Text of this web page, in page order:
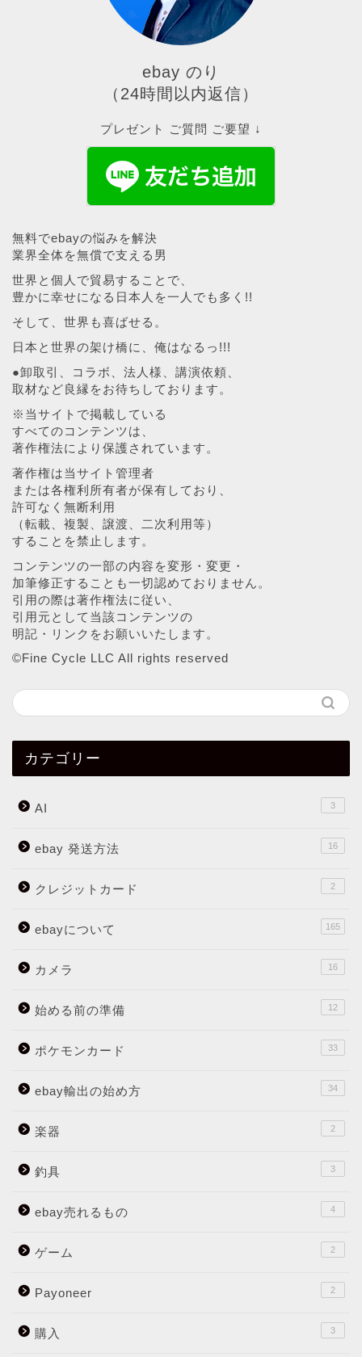
ebay のり
（24時間以内返信）
プレゼント ご質問 ご要望 ↓
無料でebayの悩みを解決
業界全体を無償で支える男
世界と個人で貿易することで、
豊かに幸せになる日本人を一人でも多く!!
そして、世界も喜ばせる。
日本と世界の架け橋に、俺はなるっ!!!
●卸取引、コラボ、法人様、講演依頼、
取材など良縁をお待ちしております。
※当サイトで掲載している
すべてのコンテンツは、
著作権法により保護されています。
著作権は当サイト管理者
または各権利所有者が保有しており、
許可なく無断利用
（転載、複製、譲渡、二次利用等）
することを禁止します。
コンテンツの一部の内容を変形・変更・
加筆修正することも一切認めておりません。
引用の際は著作権法に従い、
引用元として当該コンテンツの
明記・リンクをお願いいたします。
©︎Fine Cycle LLC All rights reserved
カテゴリー
AI 3
ebay 発送方法 16
クレジットカード 2
ebayについて 165
カメラ 16
始める前の準備 12
ポケモンカード 33
ebay輸出の始め方 34
楽器 2
釣具 3
ebay売れるもの 4
ゲーム 2
Payoneer 2
購入 3